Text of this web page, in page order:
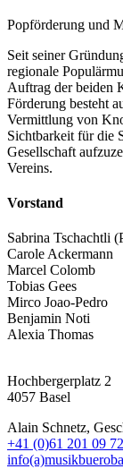
Popförderung und
Seit seiner
regionale
Auftrag der beiden
Förderung besteht
Vermittlung von
Sichtbarkeit für die
Gesellschaft
Vereins.
Vorstand
Sabrina Tschachtli
Carole Ackermann
Marcel Colomb
Tobias Gees
Mirco Joao-Pedro
Benjamin Noti
Alexia Thomas
Hochbergerplatz 2
4057 Basel
Alain Schnetz,
+41 (0)61 201 09 72